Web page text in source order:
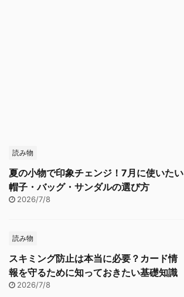
読み物
夏の小物で印象チェンジ！7月に使いたい
帽子・バッグ・サンダルの選び方
2026/7/8
読み物
スキミング防止は本当に必要？カード情
報を守るために知っておきたい基礎知識
2026/7/8